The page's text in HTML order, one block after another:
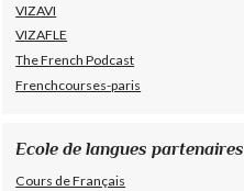
VIZAVI
VIZAFLE
The French Podcast
Frenchcourses-paris
Ecole de langues partenaires
Cours de Français